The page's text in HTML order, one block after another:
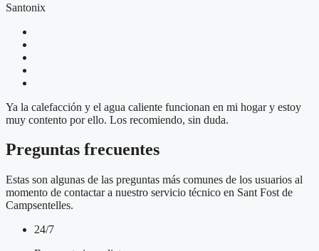
Santonix
Ya la calefacción y el agua caliente funcionan en mi hogar y estoy
muy contento por ello. Los recomiendo, sin duda.
Preguntas frecuentes
Estas son algunas de las preguntas más comunes de los usuarios al
momento de contactar a nuestro servicio técnico en Sant Fost de
Campsentelles.
24/7